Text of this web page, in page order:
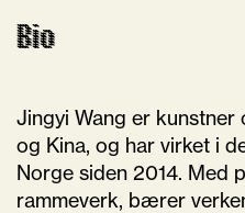
Bio
Jingyi Wang er
og Kina, og har virket i
Norge siden 2014. Med
rammeverk, bærer